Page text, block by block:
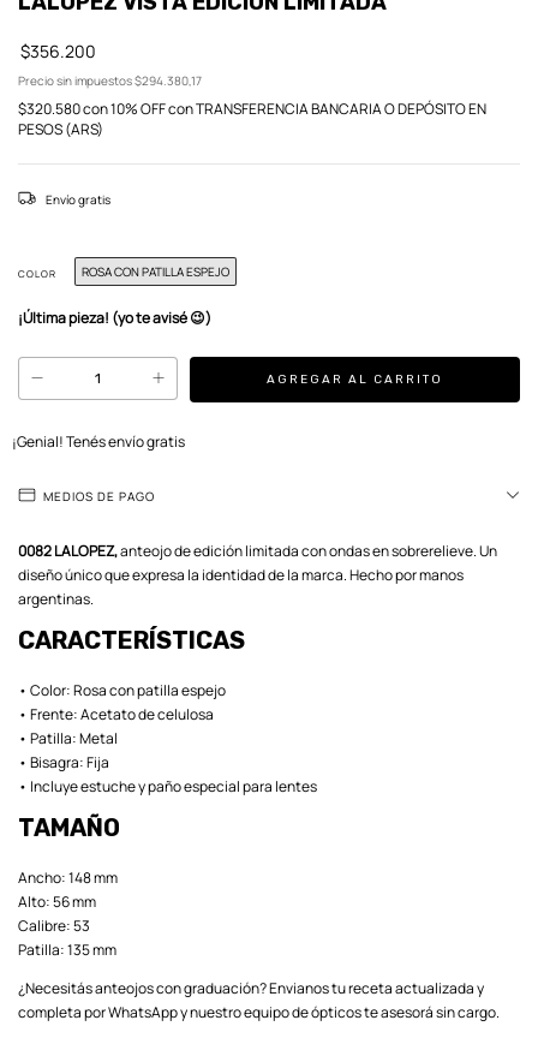
$356.200
Precio sin impuestos$294.380,17
$320.580con10% OFF con TRANSFERENCIA BANCARIA O DEPÓSITO EN
PESOS (ARS)
Envío gratis
COLOR ROSA CON PATILLA ESPEJO
¡Última pieza! (yo te avisé 😉)
¡Genial! Tenés envío gratis
MEDIOS DE PAGO
0082 LALOPEZ,anteojo de edición limitada con ondas en sobrerelieve. Un
diseño único que expresa la identidad de la marca. Hecho por manos
argentinas.
CARACTERÍSTICAS
• Color: Rosa con patilla espejo
• Frente: Acetato de celulosa
• Patilla: Metal
• Bisagra: Fija
• Incluye estuche y paño especial para lentes
TAMAÑO
Ancho: 148 mm
Alto: 56 mm
Calibre: 53
Patilla: 135 mm
¿Necesitás anteojos con graduación? Envianos tu receta actualizada y
completa por WhatsApp y nuestro equipo de ópticos te asesorá sin cargo.